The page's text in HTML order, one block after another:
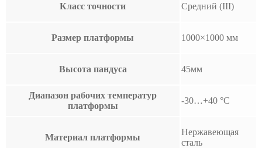
Класс точности Средний (III)
Размер платформы 1000×1000 мм
Высота пандуса 45мм
Диапазон рабочих температур
платформы
-30…+40 °С
Материал платформы
Нержавеющая
сталь